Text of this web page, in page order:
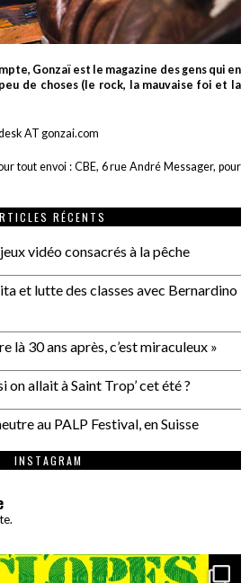
Gonzaï est le magazine des gens qui en
de choses (le rock, la mauvaise foi et la
AT gonzai.com
tout envoi : CBE, 6 rue André Messager, pour
RÉCENTS
vidéo consacrés à la pêche
et lutte des classes avec Bernardino
là 30 ans après, c’est miraculeux »
on allait à Saint Trop’ cet été ?
au PALP Festival, en Suisse
INSTAGRAM